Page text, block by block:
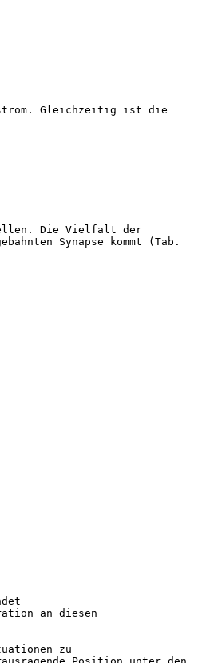
Gleichzeitig ist die
Die Vielfalt der
Synapse kommt (Tab.
an diesen
zu